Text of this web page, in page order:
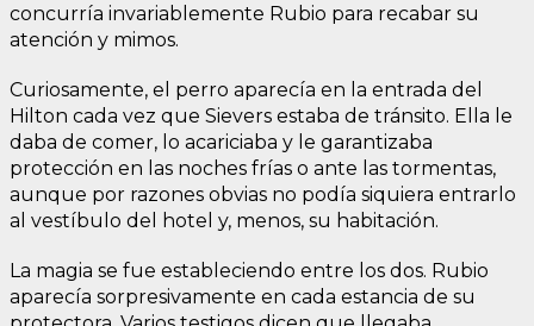
concurría invariablemente Rubio para recabar su
atención y mimos.
Curiosamente, el perro aparecía en la entrada del
Hilton cada vez que Sievers estaba de tránsito. Ella le
daba de comer, lo acariciaba y le garantizaba
protección en las noches frías o ante las tormentas,
aunque por razones obvias no podía siquiera entrarlo
al vestíbulo del hotel y, menos, su habitación.
La magia se fue estableciendo entre los dos. Rubio
aparecía sorpresivamente en cada estancia de su